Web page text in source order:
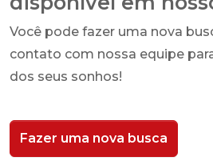
Você pode fazer uma nova
contato com nossa equipe
dos seus sonhos!
Fazer uma nova busca